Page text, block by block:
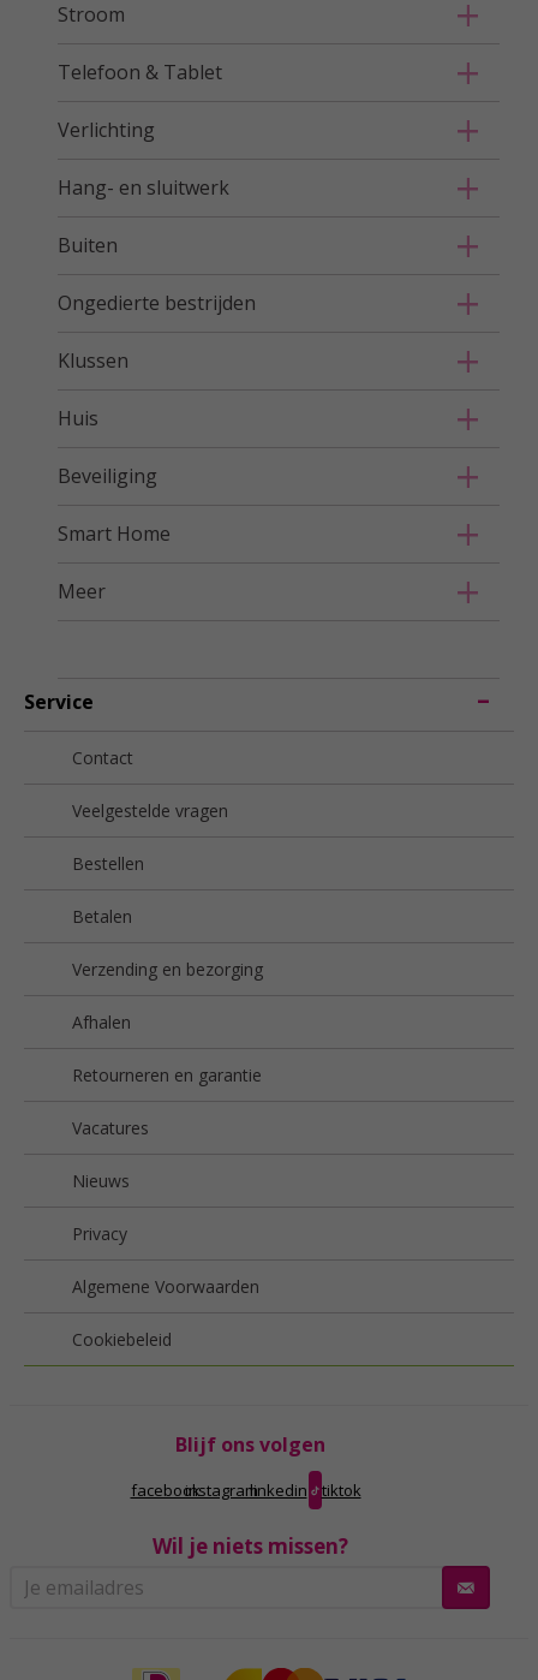
Stroom
Telefoon & Tablet
Verlichting
Hang- en sluitwerk
Buiten
Ongedierte bestrijden
Klussen
Huis
Beveiliging
Smart Home
Meer
Service
Contact
Veelgestelde vragen
Bestellen
Betalen
Verzending en bezorging
Afhalen
Retourneren en garantie
Vacatures
Nieuws
Privacy
Algemene Voorwaarden
Cookiebeleid
Blijf ons volgen
facebookinstagramlinkedin tiktok
Wil je niets missen?